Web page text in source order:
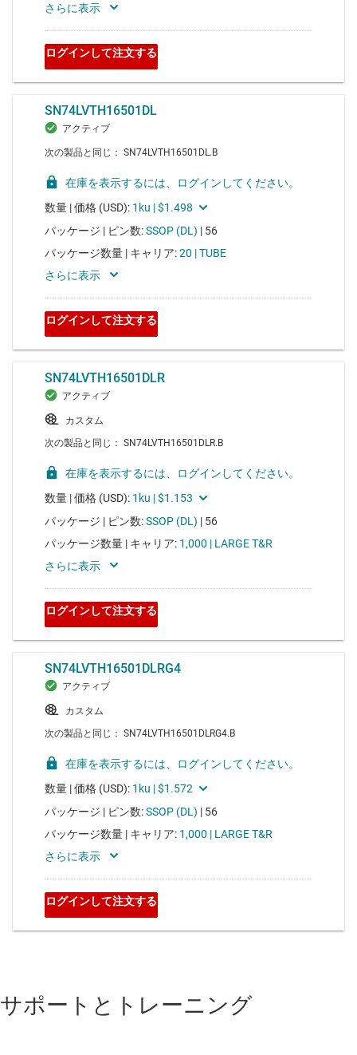
サポートとトレーニング